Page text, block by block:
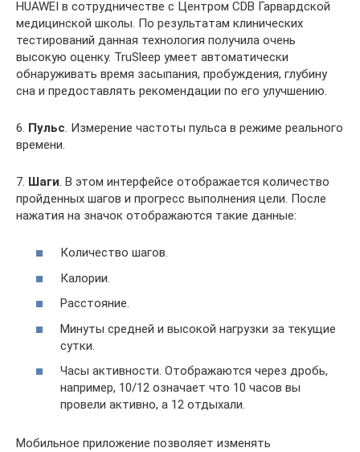
HUAWEI в сотрудничестве с Центром CDB Гарвардской
медицинской школы. По результатам клинических
тестирований данная технология получила очень
высокую оценку. TruSleep умеет автоматически
обнаруживать время засыпания, пробуждения, глубину
сна и предоставлять рекомендации по его улучшению.
6. Пульс. Измерение частоты пульса в режиме реального
времени.
7. Шаги. В этом интерфейсе отображается количество
пройденных шагов и прогресс выполнения цели. После
нажатия на значок отображаются такие данные:
Количество шагов.
Калории.
Расстояние.
Минуты средней и высокой нагрузки за текущие
сутки.
Часы активности. Отображаются через дробь,
например, 10/12 означает что 10 часов вы
провели активно, а 12 отдыхали.
Мобильное приложение позволяет изменять